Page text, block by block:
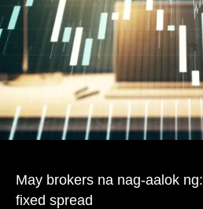
May brokers na nag-aalok ng:
fixed spread